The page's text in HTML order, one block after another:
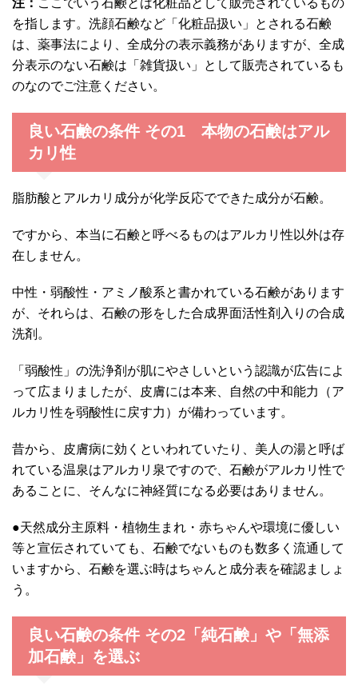
注： ここでいう石鹸とは化粧品として販売されているもの
を指します。洗顔石鹸など「化粧品扱い」とされる石鹸
は、薬事法により、全成分の表示義務がありますが、全成
分表示のない石鹸は「雑貨扱い」として販売されているも
のなのでご注意ください。
良い石鹸の条件 その1 本物の石鹸はアル
カリ性
脂肪酸とアルカリ成分が化学反応でできた成分が石鹸。
ですから、本当に石鹸と呼べるものはアルカリ性以外は存
在しません。
中性・弱酸性・アミノ酸系と書かれている石鹸があります
が、それらは、石鹸の形をした合成界面活性剤入りの合成
洗剤。
「弱酸性」の洗浄剤が肌にやさしいという認識が広告によ
って広まりましたが、皮膚には本来、自然の中和能力（ア
ルカリ性を弱酸性に戻す力）が備わっています。
昔から、皮膚病に効くといわれていたり、美人の湯と呼ば
れている温泉はアルカリ泉ですので、石鹸がアルカリ性で
あることに、そんなに神経質になる必要はありません。
●天然成分主原料・植物生まれ・赤ちゃんや環境に優しい
等と宣伝されていても、石鹸でないものも数多く流通して
いますから、石鹸を選ぶ時はちゃんと成分表を確認ましょ
う。
良い石鹸の条件 その2「純石鹸」や「無添
加石鹸」を選ぶ